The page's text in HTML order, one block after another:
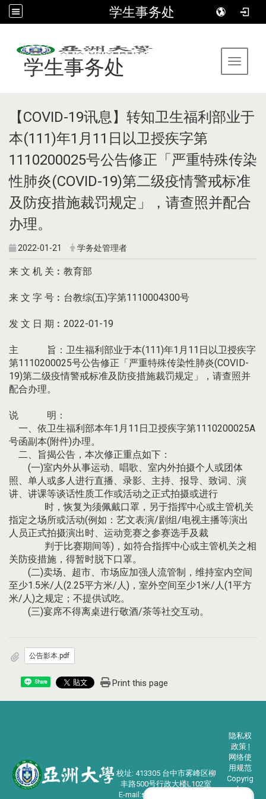
学生事务处
Toggle
学生事务处
【COVID-19讯息】转知卫生福利部业于
本(111)年1月11日以卫授疾字第
1110200025号公告修正「严重特殊传染
性肺炎(COVID-19)第二级疫情警戒标准
及防疫措施裁罚规定」，请查照并配合
办理。
2022-01-21 学务处管理者
来 文 机 关︰教育部
来 文 字 号︰台教综(五)字第1110004300号
发 文 日 期︰2022-01-19
主 旨：卫生福利部业于本(111)年1月11日以卫授疾字
第1110200025号公告修正「严重特殊传染性肺炎(COVID-
19)第二级疫情警戒标准及防疫措施裁罚规定」，请查照并
配合办理。
说 明：
一、依卫生福利部本年1月11日卫授疾字第1110200025A
号函副本(附件)办理。
二、旨揭公告，本次修正重点如下：
(一)室内外从事运动、唱歌、室内外拍摄个人或团体
照、单人或多人进行直播、录影、主持、报导、致词、演
讲、讲课等谈话性质工作或活动之正式拍摄或进行
时，恢复为须佩戴口罩，另于指挥中心或主管机关
指定之场所或活动(例如：艺文表演/剧组/电视主播等演出
人员正式拍摄演出时、运动竞赛之参赛选手及裁
判于比赛期间等)，如符合指挥中心或主管机关之相
关防疫措施，得暂时脱下口罩。
(二)卖场、超市、市场应加强人流管制，维持室内空间
至少1.5米/人(2.25平方米/人)，室外空间至少1米/人(1平方
米/人)之规定；不提供试吃。
(三)宴席不得离桌进行敬酒/茶等社交互动。
公告影本.pdf
Share Print this page
校址: 413305 台中市雾峰区柳
丰路500号行政大楼L102室
E-mail:student@asia.edu.tw
隐私权
政策 |
网络使
用规范
Copyrig
ht